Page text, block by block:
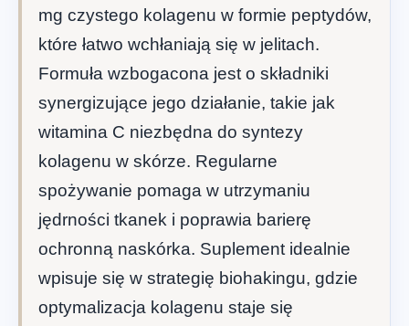
mg czystego kolagenu w formie peptydów,
które łatwo wchłaniają się w jelitach.
Formuła wzbogacona jest o składniki
synergizujące jego działanie, takie jak
witamina C niezbędna do syntezy
kolagenu w skórze. Regularne
spożywanie pomaga w utrzymaniu
jędrności tkanek i poprawia barierę
ochronną naskórka. Suplement idealnie
wpisuje się w strategię biohakingu, gdzie
optymalizacja kolagenu staje się